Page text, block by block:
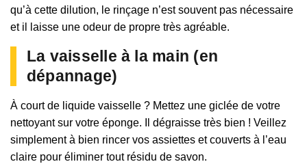
qu’à cette dilution, le rinçage n’est souvent pas nécessaire
et il laisse une odeur de propre très agréable.
La vaisselle à la main (en
dépannage)
À court de liquide vaisselle ? Mettez une giclée de votre
nettoyant sur votre éponge. Il dégraisse très bien ! Veillez
simplement à bien rincer vos assiettes et couverts à l’eau
claire pour éliminer tout résidu de savon.